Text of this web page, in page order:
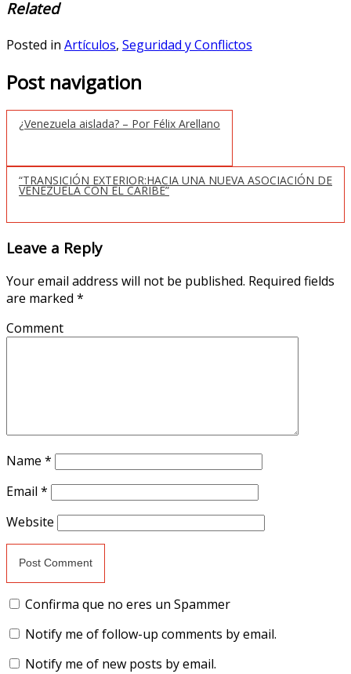
Related
Posted in Artículos, Seguridad y Conflictos
Post navigation
¿Venezuela aislada? – Por Félix Arellano
“TRANSICIÓN EXTERIOR:HACIA UNA NUEVA ASOCIACIÓN DE
VENEZUELA CON EL CARIBE”
Leave a Reply
Your email address will not be published. Required fields
are marked *
Comment
Name *
Email *
Website
Confirma que no eres un Spammer
Notify me of follow-up comments by email.
Notify me of new posts by email.